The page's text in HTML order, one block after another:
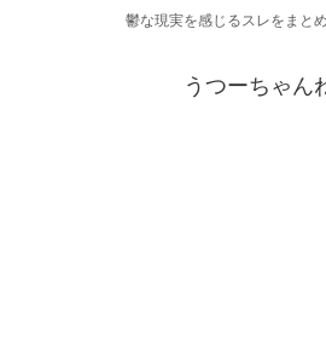
鬱な現実を感じるスレをまと
うつーちゃん